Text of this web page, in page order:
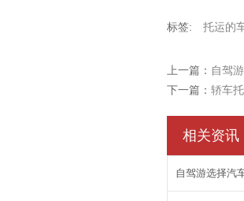
标签: 托运的
上一篇： 自驾
下一篇： 轿车
相关资讯
自驾游选择汽